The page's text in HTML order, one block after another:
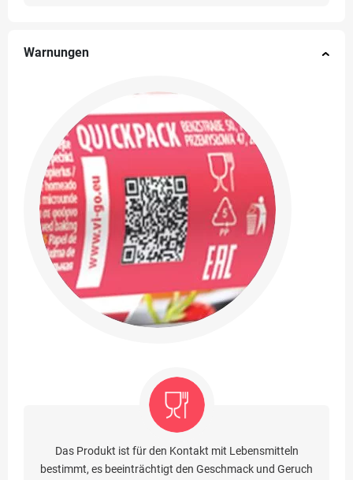
Warnungen
Das Produkt ist für den Kontakt mit Lebensmitteln
bestimmt, es beeinträchtigt den Geschmack und Geruch